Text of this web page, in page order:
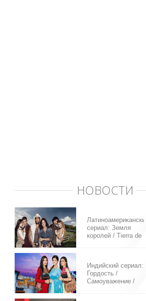
НОВОСТИ
Латиноамериканский
сериал: Земля
королей / Tierra de
Индийский сериал:
Гордость /
Самоуважение /